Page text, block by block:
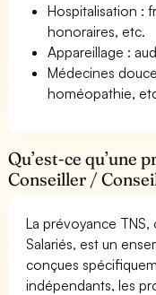
Hospitalisation :
honoraires, etc.
Appareillage :
Médecines
homéopathie,
Qu’est-ce qu’une
Conseiller /
La prévoyance
Salariés, est un
conçues
indépendants, les